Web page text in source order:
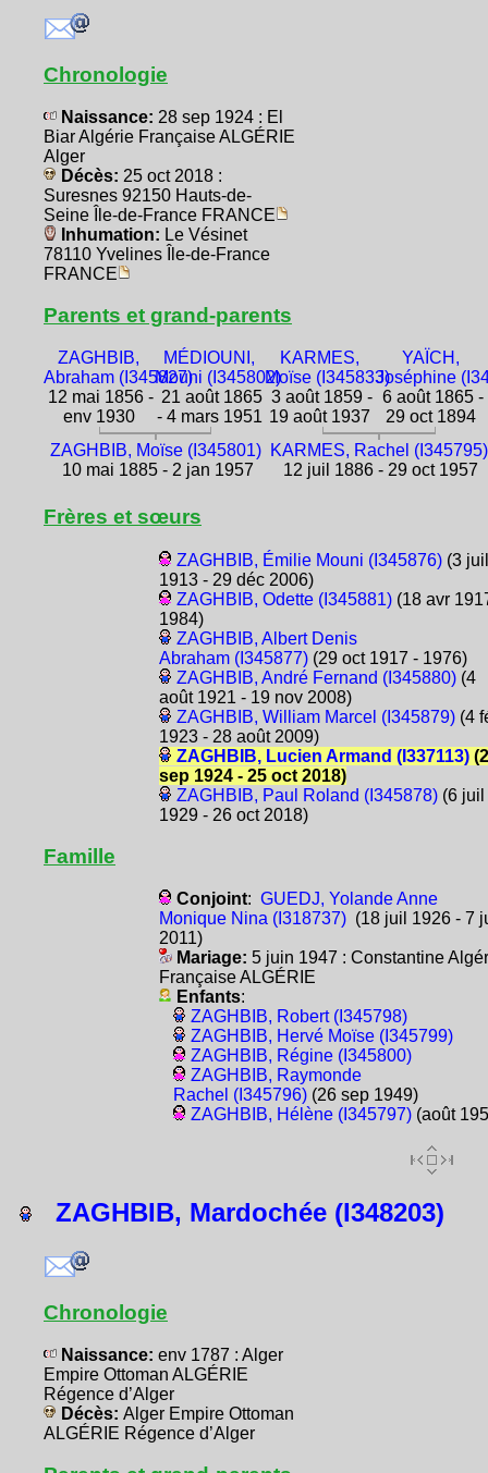
Chronologie
Naissance: 28 sep 1924 : El
Biar Algérie Française ALGÉRIE
Alger
Décès: 25 oct 2018 :
Suresnes 92150 Hauts-de-
Seine Île-de-France FRANCE
Inhumation: Le Vésinet
78110 Yvelines Île-de-France
FRANCE
Parents et grand-parents
ZAGHBIB,
Abraham (I345827)
12 mai 1856 -
env 1930
MÉDIOUNI,
Mouni (I345802)
21 août 1865
- 4 mars 1951
KARMES,
Moïse (I345833)
3 août 1859 -
19 août 1937
YAÏCH,
Joséphine
6 août 1865 -
29 oct 1894
ZAGHBIB, Moïse (I345801)
10 mai 1885 - 2 jan 1957
KARMES, Rachel (I345795)
12 juil 1886 - 29 oct 1957
Frères et sœurs
ZAGHBIB, Émilie Mouni (I345876)(3 juil
1913 - 29 déc 2006)
ZAGHBIB, Odette (I345881)(18 avr
1984)
ZAGHBIB, Albert Denis
Abraham (I345877)(29 oct 1917 - 1976)
ZAGHBIB, André Fernand (I345880)(4
août 1921 - 19 nov 2008)
ZAGHBIB, William Marcel (I345879)(4
1923 - 28 août 2009)
ZAGHBIB, Lucien Armand (I337113)
sep 1924 - 25 oct 2018)
ZAGHBIB, Paul Roland (I345878)(6 juil
1929 - 26 oct 2018)
Famille
Conjoint: GUEDJ, Yolande Anne
Monique Nina (I318737)(18 juil 1926 - 7
2011)
Mariage: 5 juin 1947 : Constantine
Française ALGÉRIE
Enfants:
ZAGHBIB, Robert (I345798)
ZAGHBIB, Hervé Moïse (I345799)
ZAGHBIB, Régine (I345800)
ZAGHBIB, Raymonde
Rachel (I345796)(26 sep 1949)
ZAGHBIB, Hélène (I345797)(août
ZAGHBIB, Mardochée (I348203)
Chronologie
Naissance: env 1787 : Alger
Empire Ottoman ALGÉRIE
Régence d’Alger
Décès: Alger Empire Ottoman
ALGÉRIE Régence d’Alger